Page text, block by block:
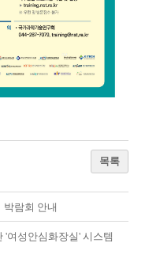
목록
박람회 안내
'여성안심화장실' 시스템